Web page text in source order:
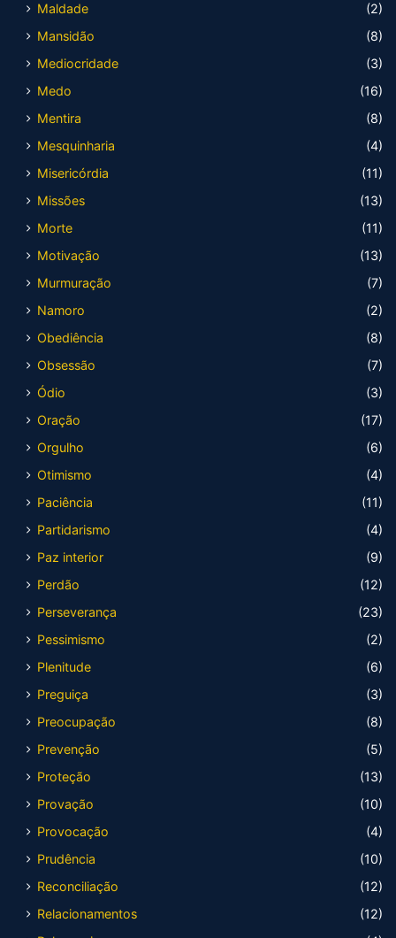
Maldade
(2)
Mansidão
(8)
Mediocridade
(3)
Medo
(16)
Mentira
(8)
Mesquinharia
(4)
Misericórdia
(11)
Missões
(13)
Morte
(11)
Motivação
(13)
Murmuração
(7)
Namoro
(2)
Obediência
(8)
Obsessão
(7)
Ódio
(3)
Oração
(17)
Orgulho
(6)
Otimismo
(4)
Paciência
(11)
Partidarismo
(4)
Paz interior
(9)
Perdão
(12)
Perseverança
(23)
Pessimismo
(2)
Plenitude
(6)
Preguiça
(3)
Preocupação
(8)
Prevenção
(5)
Proteção
(13)
Provação
(10)
Provocação
(4)
Prudência
(10)
Reconciliação
(12)
Relacionamentos
(12)